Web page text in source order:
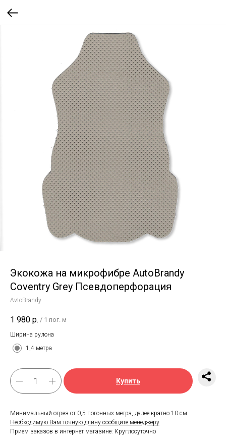
Экокожа на микрофибре AutoBrandy
Coventry Grey Псевдоперфорация
AvtoBrandy
1 980 р. / 1 пог. м
Ширина рулона
1,4 метра
Купить
Минимальный отрез от 0,5 погонных метра, далее кратно 10 см.
Необходимую Вам точную длину сообщите менеджеру
Прием заказов в интернет магазине: Круглосуточно